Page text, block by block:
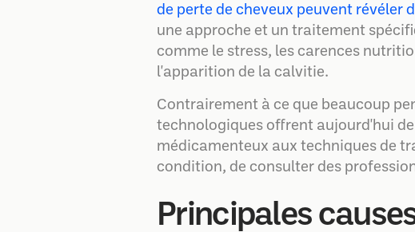
de perte de cheveux peuvent
une approche et un traitement
comme le stress, les carences
l'apparition de la calvitie.
Contrairement à ce que beaucoup
technologiques offrent aujourd'hui
médicamenteux aux techniques de
condition, de consulter des
Principales